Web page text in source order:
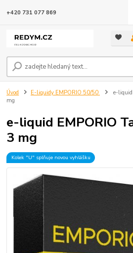
+420 731 077 869
Úvod E-liquidy EMPORIO 50/50
e-
mg
e-liquid EMPORIO
3 mg
Kolek "U" splňuje novou vyhlášku